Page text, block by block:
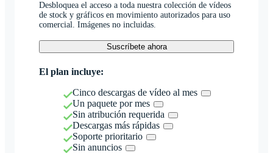
Desbloquea el acceso a toda nuestra colección de vídeos
de stock y gráficos en movimiento autorizados para uso
comercial. Imágenes no incluidas.
Suscríbete ahora
El plan incluye:
Cinco descargas de vídeo al mes
Un paquete por mes
Sin atribución requerida
Descargas más rápidas
Soporte prioritario
Sin anuncios